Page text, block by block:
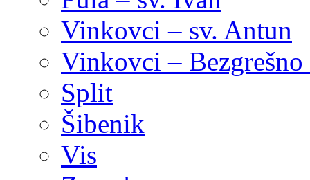
Vinkovci – sv. Antun
Vinkovci –
Split
Šibenik
Vis